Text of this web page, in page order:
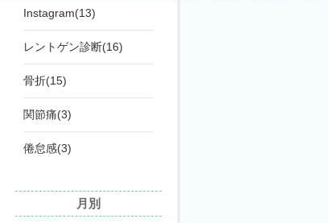
Instagram(13)
レントゲン診断(16)
骨折(15)
関節痛(3)
倦怠感(3)
月別